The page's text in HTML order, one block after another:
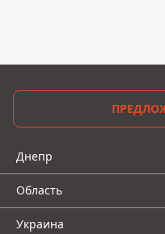
Днепр
Область
Украина